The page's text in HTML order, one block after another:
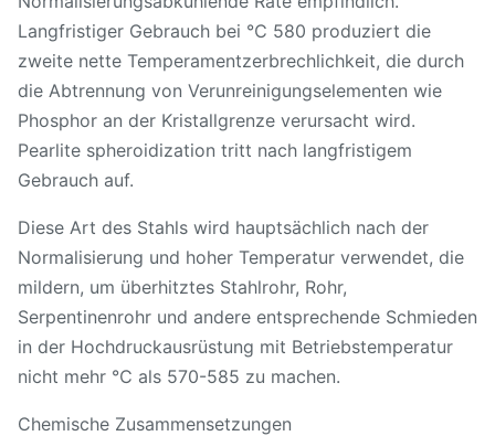
Langfristiger Gebrauch bei ℃ 580 produziert die
zweite nette Temperamentzerbrechlichkeit, die durch
die Abtrennung von Verunreinigungselementen wie
Phosphor an der Kristallgrenze verursacht wird.
Pearlite spheroidization tritt nach langfristigem
Gebrauch auf.
Diese Art des Stahls wird hauptsächlich nach der
Normalisierung und hoher Temperatur verwendet, die
mildern, um überhitztes Stahlrohr, Rohr,
Serpentinenrohr und andere entsprechende Schmieden
in der Hochdruckausrüstung mit Betriebstemperatur
nicht mehr ℃ als 570-585 zu machen.
Chemische Zusammensetzungen